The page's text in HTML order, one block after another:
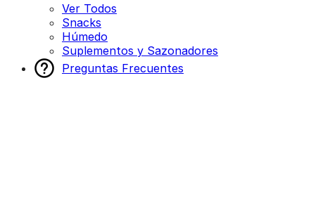
Ver Todos
Snacks
Húmedo
Suplementos y Sazonadores
Preguntas Frecuentes